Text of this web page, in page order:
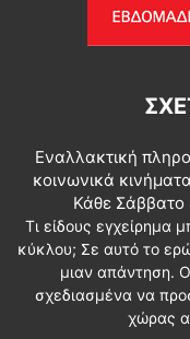
Εναλλακτική
κοινωνικά
Κάθε Σάββατο
Τι είδους εγχείρημα
κύκλου; Σε αυτό το
μιαν απάντηση.
σχεδιασμένα να
χώρας